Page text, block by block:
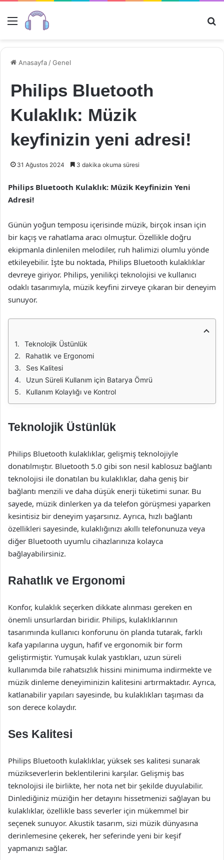
Menü
Anasayfa /Genel
Philips Bluetooth
Kulaklık: Müzik
keyfinizin yeni adresi!
31 Ağustos 2024 3 dakika okuma süresi
Philips Bluetooth Kulaklık: Müzik Keyfinizin Yeni
Adresi!
Günün yoğun temposu içerisinde müzik, birçok insan için
bir kaçış ve rahatlama aracı olmuştur. Özellikle doğru
ekipmanla dinlenilen melodiler, ruh halimizi olumlu yönde
etkileyebilir. İşte bu noktada, Philips Bluetooth kulaklıklar
devreye giriyor. Philips, yenilikçi teknolojisi ve kullanıcı
odaklı tasarımıyla, müzik keyfini zirveye çıkaran bir deneyim
sunuyor.
Teknolojik Üstünlük
Rahatlık ve Ergonomi
Ses Kalitesi
Uzun Süreli Kullanım için Batarya Ömrü
Kullanım Kolaylığı ve Kontrol
Teknolojik Üstünlük
Philips Bluetooth kulaklıklar, gelişmiş teknolojiyle
donatılmıştır. Bluetooth 5.0 gibi son nesil kablosuz bağlantı
teknolojisi ile donatılan bu kulaklıklar, daha geniş bir
bağlantı menzili ve daha düşük enerji tüketimi sunar. Bu
sayede, müzik dinlerken ya da telefon görüşmesi yaparken
kesintisiz bir deneyim yaşarsınız. Ayrıca, hızlı bağlantı
özellikleri sayesinde, kulaklığınızı akıllı telefonunuza veya
diğer Bluetooth uyumlu cihazlarınıza kolayca
bağlayabilirsiniz.
Rahatlık ve Ergonomi
Konfor, kulaklık seçerken dikkate alınması gereken en
önemli unsurlardan biridir. Philips, kulaklıklarının
tasarımında kullanıcı konforunu ön planda tutarak, farklı
kafa yapılarına uygun, hafif ve ergonomik bir form
geliştirmiştir. Yumuşak kulak yastıkları, uzun süreli
kullanımda bile rahatsızlık hissini minimuma indirmekte ve
müzik dinleme deneyiminizin kalitesini artırmaktadır. Ayrıca,
katlanabilir yapıları sayesinde, bu kulaklıkları taşıması da
son derece kolaydır.
Ses Kalitesi
Philips Bluetooth kulaklıklar, yüksek ses kalitesi sunarak
müzikseverlerin beklentilerini karşılar. Gelişmiş bas
teknolojisi ile birlikte, her nota net bir şekilde duyulabilir.
Dinlediğiniz müziğin her detayını hissetmenizi sağlayan bu
kulaklıklar, özellikle bass severler için mükemmel bir
seçenek sunuyor. Akustik tasarım, sizi müzik dünyasına
derinlemesine çekerek, her seferinde yeni bir keşif
yapmanızı sağlar.